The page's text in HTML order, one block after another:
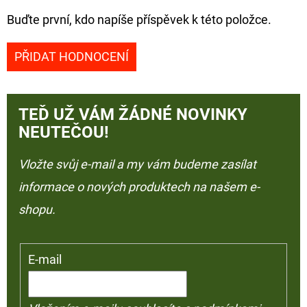
Buďte první, kdo napíše příspěvek k této položce.
PŘIDAT HODNOCENÍ
TEĎ UŽ VÁM ŽÁDNÉ NOVINKY
NEUTEČOU!
Vložte svůj e-mail a my vám budeme zasílat
informace o nových produktech na našem e-
shopu.
E-mail